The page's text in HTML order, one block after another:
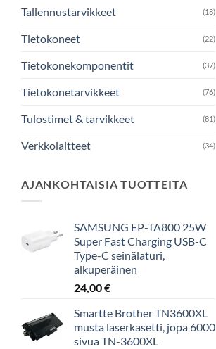
Tallennustarvikkeet (18)
Tietokoneet (22)
Tietokonekomponentit (37)
Tietokonetarvikkeet (76)
Tulostimet & tarvikkeet (81)
Verkkolaitteet (34)
AJANKOHTAISIA TUOTTEITA
SAMSUNG EP-TA800 25W
Super Fast Charging USB-C
Type-C seinälaturi,
alkuperäinen
24,00€
Smartte Brother TN3600XL
musta laserkasetti, jopa 6000
sivua TN-3600XL